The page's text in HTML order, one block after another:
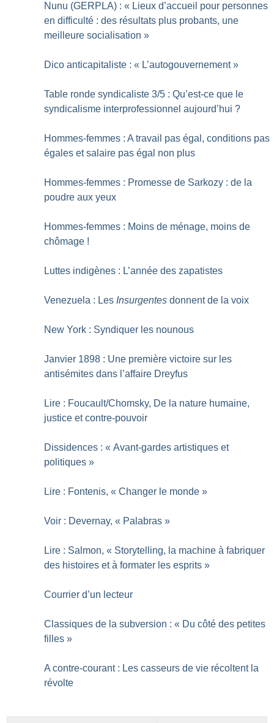
Nunu (GERPLA) : « Lieux d’accueil pour personnes
en difficulté : des résultats plus probants, une
meilleure socialisation »
Dico anticapitaliste : « L’autogouvernement »
Table ronde syndicaliste 3/5 : Qu’est-ce que le
syndicalisme interprofessionnel aujourd’hui ?
Hommes-femmes : A travail pas égal, conditions pas
égales et salaire pas égal non plus
Hommes-femmes : Promesse de Sarkozy : de la
poudre aux yeux
Hommes-femmes : Moins de ménage, moins de
chômage !
Luttes indigènes : L’année des zapatistes
Venezuela : Les Insurgentes donnent de la voix
New York : Syndiquer les nounous
Janvier 1898 : Une première victoire sur les
antisémites dans l’affaire Dreyfus
Lire : Foucault/Chomsky, De la nature humaine,
justice et contre-pouvoir
Dissidences : « Avant-gardes artistiques et
politiques »
Lire : Fontenis, « Changer le monde »
Voir : Devernay, « Palabras »
Lire : Salmon, « Storytelling, la machine à fabriquer
des histoires et à formater les esprits »
Courrier d’un lecteur
Classiques de la subversion : « Du côté des petites
filles »
A contre-courant : Les casseurs de vie récoltent la
révolte